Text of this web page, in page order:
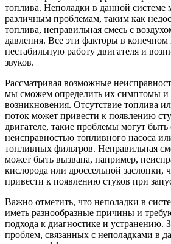
топлива. Неполадки в данной системе
различным проблемам, таким как
топлива, неправильная смесь с
давления. Все эти факторы в конечном
нестабильную работу двигателя и
звуков.
Рассматривая возможные
мы сможем определить их симптомы
возникновения. Отсутствие топлива
поток может привести к появлению
двигателе, такие проблемы могут быть
неисправностью топливного насоса
топливных фильтров. Неправильная
может быть вызвана, например,
кислорода или дроссельной заслонки,
привести к появлению стуков при
Важно отметить, что неполадки в
иметь разнообразные причины и
подхода к диагностике и устранению.
проблем, связанных с неполадками в